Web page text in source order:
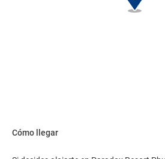
Cómo llegar